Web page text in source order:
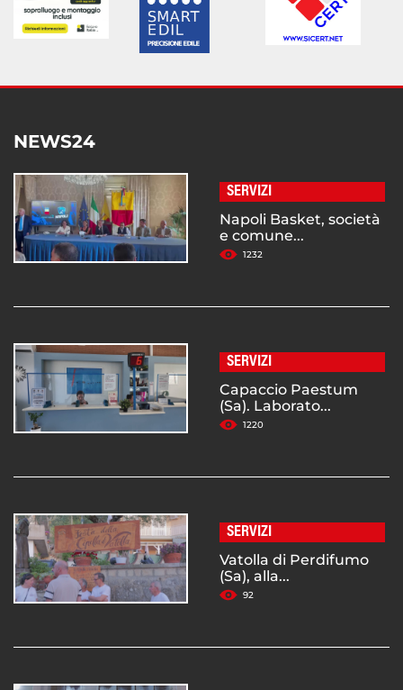
NEWS24
SERVIZI
Napoli Basket, società
e comune...
1232
SERVIZI
Capaccio Paestum
(Sa). Laborato...
1220
SERVIZI
Vatolla di Perdifumo
(Sa), alla...
92